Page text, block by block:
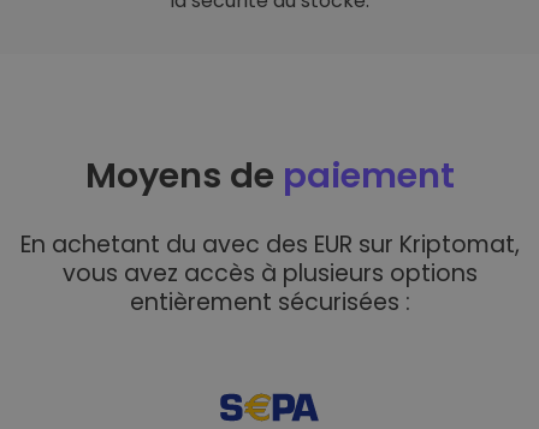
Moyens de paiement
En achetant du avec des EUR sur Kriptomat,
vous avez accès à plusieurs options
entièrement sécurisées :